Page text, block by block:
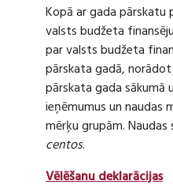
Kopā ar gada pārskatu
valsts budžeta
par valsts budžeta
pārskata gadā,
pārskata gada sākumā
ieņēmumus un naudas
mērķu grupām. Naudas
centos.
Vēlēšanu deklarācijas